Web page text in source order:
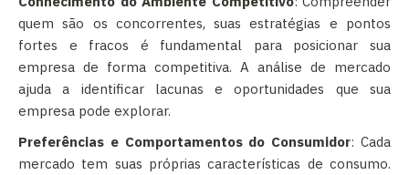
quem são os concorrentes, suas estratégias e pontos
fortes e fracos é fundamental para posicionar sua
empresa de forma competitiva. A análise de mercado
ajuda a identificar lacunas e oportunidades que sua
empresa pode explorar.
Preferências e Comportamentos do Consumidor: Cada
mercado tem suas próprias características de consumo.